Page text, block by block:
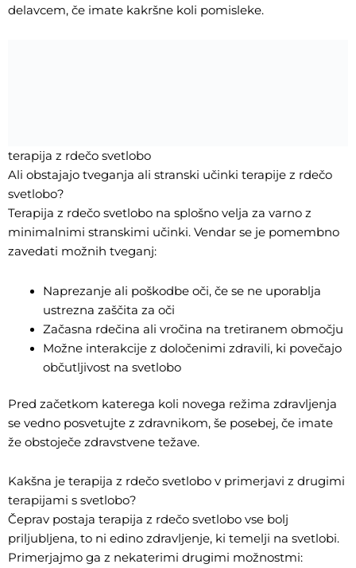
delavcem, če imate kakršne koli pomisleke.
terapija z rdečo svetlobo
Ali obstajajo tveganja ali stranski učinki terapije z rdečo
svetlobo?
Terapija z rdečo svetlobo na splošno velja za varno z
minimalnimi stranskimi učinki. Vendar se je pomembno
zavedati možnih tveganj:
Naprezanje ali poškodbe oči, če se ne uporablja
ustrezna zaščita za oči
Začasna rdečina ali vročina na tretiranem območju
Možne interakcije z določenimi zdravili, ki povečajo
občutljivost na svetlobo
Pred začetkom katerega koli novega režima zdravljenja
se vedno posvetujte z zdravnikom, še posebej, če imate
že obstoječe zdravstvene težave.
Kakšna je terapija z rdečo svetlobo v primerjavi z drugimi
terapijami s svetlobo?
Čeprav postaja terapija z rdečo svetlobo vse bolj
priljubljena, to ni edino zdravljenje, ki temelji na svetlobi.
Primerjajmo ga z nekaterimi drugimi možnostmi: